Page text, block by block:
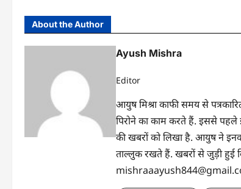
About the Author
Ayush Mishra
Editor
आयुष मिश्रा काफी समय से
पिरोने का काम करते हैं. इससे
की खबरों को लिखा है. आयुष ने
ताल्लुक रखते हैं. खबरों से जुड़ी हुई